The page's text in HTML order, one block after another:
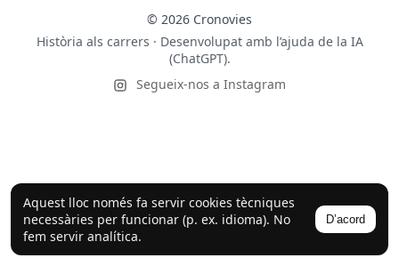
Aquest lloc només fa servir cookies tècniques
necessàries per funcionar (p. ex. idioma). No
fem servir analítica.
D’acord
© 2026 Cronovies
Història als carrers · Desenvolupat amb l’ajuda de la IA
(ChatGPT).
Segueix-nos a Instagram